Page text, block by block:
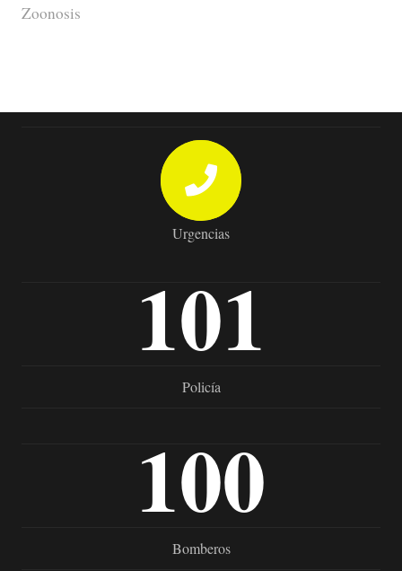
Zoonosis
Urgencias
101
Policía
100
Bomberos